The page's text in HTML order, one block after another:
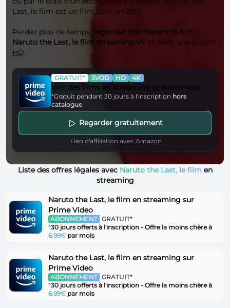
Last, le film est un film sorti en 2014.
Perdez plus de temps, regardez maintenant le film
Naruto the Last, le film streaming VF et dans une qualité
HD.
GRATUIT* SVOD HD 4K
Voir des films en streaming gratuitement
*Gratuit pendant 30 jours à l'inscription hors
catalogue
Regarder gratuitement
Lien d'affiliation avec Amazon
Liste des offres légales avec Naruto the Last, le film en
streaming
Naruto the Last, le film en streaming sur
Prime Video
ABONNEMENT GRATUIT*
*30 jours offerts à l'inscription - Offre la moins chère à
6.99€ par mois
Naruto the Last, le film en streaming sur
Prime Video
ABONNEMENT GRATUIT*
*30 jours offerts à l'inscription - Offre la moins chère à
6.99€ par mois